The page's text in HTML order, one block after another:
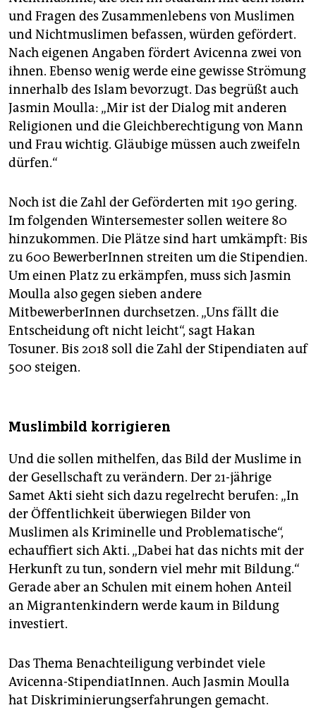
und Fragen des Zusammenlebens von Muslimen
und Nichtmuslimen befassen, würden gefördert.
Nach eigenen Angaben fördert Avicenna zwei von
ihnen. Ebenso wenig werde eine gewisse Strömung
innerhalb des Islam bevorzugt. Das begrüßt auch
Jasmin Moulla: „Mir ist der Dialog mit anderen
Religionen und die Gleichberechtigung von Mann
und Frau wichtig. Gläubige müssen auch zweifeln
dürfen.“
Noch ist die Zahl der Geförderten mit 190 gering.
Im folgenden Wintersemester sollen weitere 80
hinzukommen. Die Plätze sind hart umkämpft: Bis
zu 600 BewerberInnen streiten um die Stipendien.
Um einen Platz zu erkämpfen, muss sich Jasmin
Moulla also gegen sieben andere
MitbewerberInnen durchsetzen. „Uns fällt die
Entscheidung oft nicht leicht“, sagt Hakan
Tosuner. Bis 2018 soll die Zahl der Stipendiaten auf
500 steigen.
Muslimbild korrigieren
Und die sollen mithelfen, das Bild der Muslime in
der Gesellschaft zu verändern. Der 21-jährige
Samet Akti sieht sich dazu regelrecht berufen: „In
der Öffentlichkeit überwiegen Bilder von
Muslimen als Kriminelle und Problematische“,
echauffiert sich Akti. „Dabei hat das nichts mit der
Herkunft zu tun, sondern viel mehr mit Bildung.“
Gerade aber an Schulen mit einem hohen Anteil
an Migrantenkindern werde kaum in Bildung
investiert.
Das Thema Benachteiligung verbindet viele
Avicenna-StipendiatInnen. Auch Jasmin Moulla
hat Diskriminierungserfahrungen gemacht.